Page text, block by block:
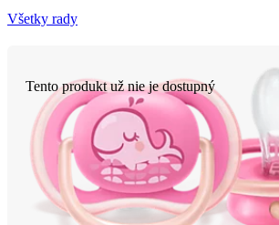
Všetky rady
Tento produkt už nie je dostupný